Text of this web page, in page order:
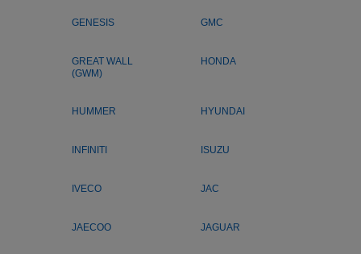
GENESIS GMC
GREAT WALL
(GWM)
HONDA
HUMMER HYUNDAI
INFINITI ISUZU
IVECO JAC
JAECOO JAGUAR